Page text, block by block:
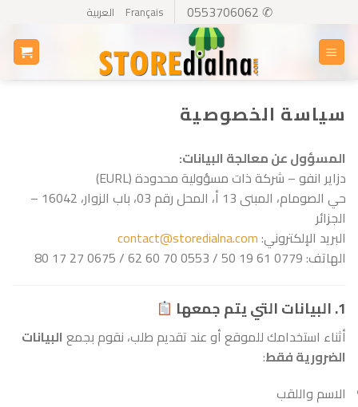
content
✆ 0553706062
Français العربية
سياسة الخصوصية
المسؤول عن معالجة البيانات:
دزاير انفو – شركة ذات مسؤولية محدودة (EURL)
حي الصومام، المبنى 13 أ، المحل رقم 03، باب الزوار، 16042 –
الجزائر
البريد الإلكتروني:contact@storedialna.com
الهاتف: 0779 61 19 50 / 0553 70 60 62 / 0675 27 17 80
1. البيانات التي يتم جمعها
أثناء استخدامك للموقع أو عند تقديم طلب، نقوم بجمع البيانات
الضرورية فقط:
الاسم واللقب